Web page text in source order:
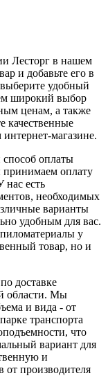
Лесторг в нашем
и добавьте его в
удобный
широкий выбор
ценам, а также
качественные
магазине.
оплаты
принимаем оплату
нас есть
необходимых
варианты
удобным для вас.
у
товар, но и
доставке
области. Мы
и вида - от
транспорта
что
вариант для
и
от производителя